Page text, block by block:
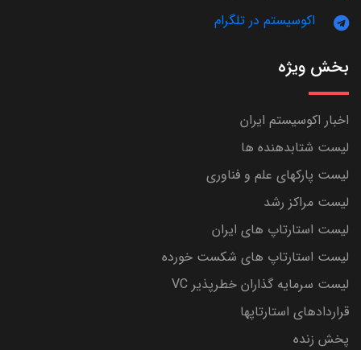
اکوسیستم در تلگرام
بخش ویژه
اخبار اکوسیستم ایران
لیست شتابدهنده ها
لیست پارکهای علم و فناوری
لیست مراکز رشد
لیست استارتاپ های ایران
لیست استارتاپ های شکست خورده
لیست سرمایه گذاران خطرپذیر VC
قراردادهای استارتاپها
پخش زنده